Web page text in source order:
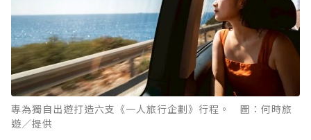
專為獨自出遊打造六支《一人旅行企劃》行程。 圖：何時旅
遊／提供